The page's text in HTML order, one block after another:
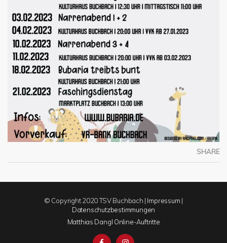
SHARE
© Copyright 2020 TSV Buchbach | Impressum |
Datenschutzbestimmungen
Matthias Dangl Online-Auftritte